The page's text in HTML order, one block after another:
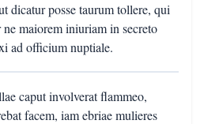
dicatur posse taurum tollere, qui
maiorem iniuriam in secreto
ad officium nuptiale.
caput involverat flammeo,
facem, iam ebriae mulieres